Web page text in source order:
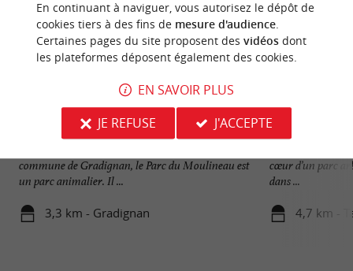
Parc René Canivenc, le Moulineau
commune de Gradignan, le Parc du Moulineau est
un parc animalier. Il ...
3,3 km - Gradignan
Château de
cœur d’un parc
dans ...
4,7 km -
En continuant à naviguer, vous autorisez le dépôt de
cookies tiers à des fins de mesure d'audience.
Certaines pages du site proposent des vidéosdont
les plateformes déposent également des cookies.
EN SAVOIR PLUS
JE REFUSE
J'ACCEPTE